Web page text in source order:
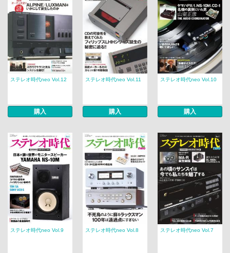
ステレオ時代neo Vol.12
購入
ステレオ時代neo Vol.11
購入
ステレオ時代neo Vol.10
購入
ステレオ時代neo Vol.9 ステレオ時代neo Vol.8 ステレオ時代neo Vol.7